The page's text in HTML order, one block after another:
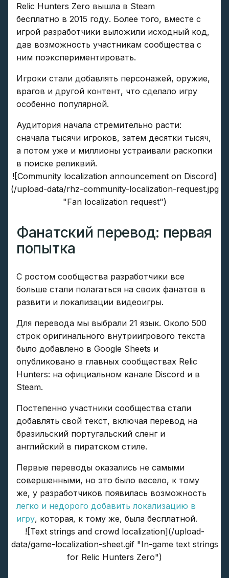
Relic Hunters Zero вышла в Steam
бесплатно в 2015 году. Более того, вместе с
игрой разработчики выложили исходный код,
дав возможность участникам сообщества с
ним поэкспериментировать.
Игроки стали добавлять персонажей, оружие,
врагов и другой контент, что сделало игру
особенно популярной.
Аудитория начала стремительно расти:
сначала тысячи игроков, затем десятки тысяч,
а потом уже и миллионы устраивали раскопки
в поиске реликвий.
![Community localization announcement on Discord]
(/upload-data/rhz-community-localization-request.jpg
"Fan localization request")
Фанатский перевод: первая
попытка
С ростом сообщества разработчики все
больше стали полагаться на своих фанатов в
развити и локализации видеоигры.
Для перевода мы выбрали 21 язык. Около 500
строк оригинального внутриигрового текста
было добавлено в Google Sheets и
опубликовано в главных сообществах Relic
Hunters: на официальном канале Discord и в
Steam.
Постепенно участники сообщества стали
добавлять свой текст, включая перевод на
бразильский португальский сленг и
английский в пиратском стиле.
Первые переводы оказались не самыми
совершенными, но это было весело, к тому
же, у разработчиков появилась возможность
легко и недорого добавить локализацию в
игру, которая, к тому же, была бесплатной.
![Text strings and crowd localization](/upload-
data/game-localization-sheet.gif "In-game text strings
for Relic Hunters Zero")